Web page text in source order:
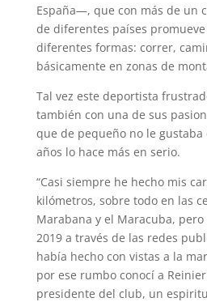
España—, que con más de un
de diferentes países
diferentes formas: correr,
básicamente en zonas de
Tal vez este deportista
también con una de sus
que de pequeño no le gustaba
años lo hace más en serio.
“Casi siempre he hecho mis
kilómetros, sobre todo en las
Marabana y el Maracuba,
2019 a través de las redes
había hecho con vistas a la
por ese rumbo conocí a
presidente del club, un